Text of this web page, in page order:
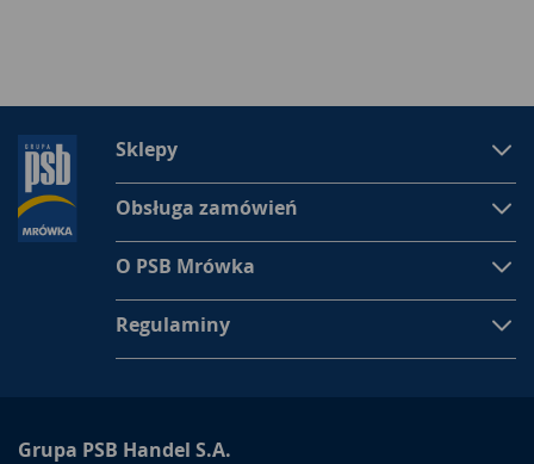
Sklepy
Obsługa zamówień
O PSB Mrówka
Regulaminy
Grupa PSB Handel S.A.